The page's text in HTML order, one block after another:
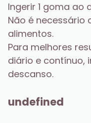
Ingerir 1 goma ao
Não é necessário
alimentos.
Para melhores
diário e contínuo,
descanso.
undefined